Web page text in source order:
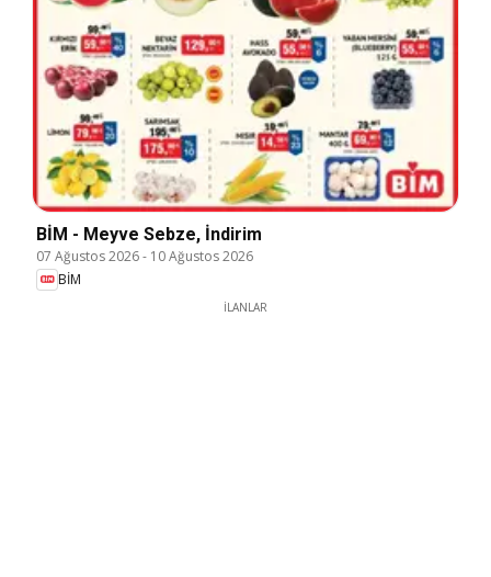
BİM - Meyve Sebze, İndirim
07 Ağustos 2026- 10 Ağustos 2026
BİM
İLANLAR